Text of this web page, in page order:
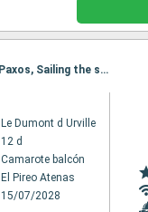
Itinerario : El Pireo Atenas, Amorgos, Milos, Canal de Corinto, Galaxidi, Parga, Paxos, Sailing the straight of Kotor, Kotor, Dubrovnik, Hvar, Rovinj, Piran, Venecia
Le Dumont d Urville
12 d
Camarote balcón
El Pireo Atenas
15/07/2028